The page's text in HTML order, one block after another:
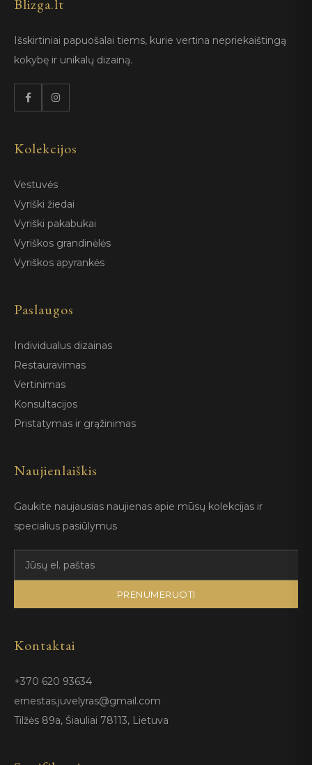
Blizga.lt
Išskirtiniai papuošalai tiems, kurie vertina nepriekaištingą
kokybę ir unikalų dizainą.
Kolekcijos
Vestuvės
Vyriški žiedai
Vyriški pakabukai
Vyriškos grandinėlės
Vyriškos apyrankės
Paslaugos
Individualus dizainas
Restauravimas
Vertinimas
Konsultacijos
Pristatymas ir grąžinimas
Naujienlaiškis
Gaukite naujausias naujienas apie mūsų kolekcijas ir
specialius pasiūlymus
PRENUMERUOTI
Kontaktai
+370 620 93634
ernestas.juvelyras@gmail.com
Tilžės 89a, Šiauliai 78113, Lietuva